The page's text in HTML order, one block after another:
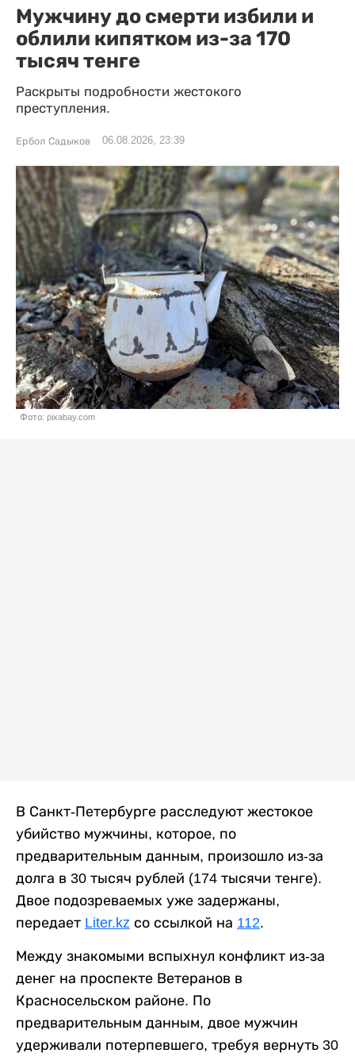
Мужчину до смерти избили и
облили кипятком из-за 170
тысяч тенге
Раскрыты подробности жестокого
преступления.
Ербол Садыков 06.08.2026, 23:39
Фото: pixabay.com
В Санкт-Петербурге расследуют жестокое
убийство мужчины, которое, по
предварительным данным, произошло из-за
долга в 30 тысяч рублей (174 тысячи тенге).
Двое подозреваемых уже задержаны,
передает Liter.kz со ссылкой на 112.
Между знакомыми вспыхнул конфликт из-за
денег на проспекте Ветеранов в
Красносельском районе. По
предварительным данным, двое мужчин
удерживали потерпевшего, требуя вернуть 30